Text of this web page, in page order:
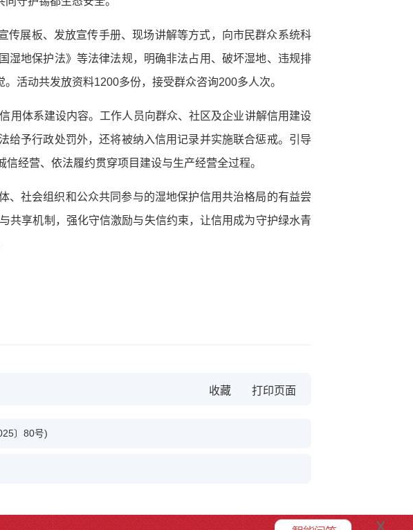
传展板、发放宣传手册、现场讲解等方式，向市民群众系统科
湿地保护法》等法律法规，明确非法占用、破坏湿地、违规排
活动共发放资料1200多份，接受群众咨询200多人次。
用体系建设内容。工作人员向群众、社区及企业讲解信用建设
予行政处罚外，还将被纳入信用记录并实施联合惩戒。引导
经营、依法履约贯穿项目建设与生产经营全过程。
、社会组织和公众共同参与的湿地保护信用共治格局的有益尝
共享机制，强化守信激励与失信约束，让信用成为守护绿水青
收藏
〕80号)
x